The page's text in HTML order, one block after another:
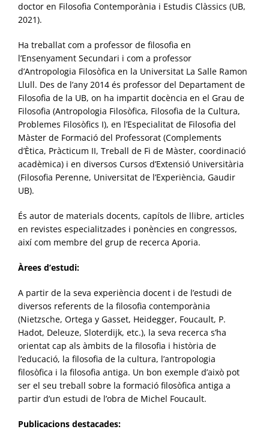
doctor en Filosofia Contemporània i Estudis Clàssics (UB,
2021).
Ha treballat com a professor de filosofia en
l’Ensenyament Secundari i com a professor
d’Antropologia Filosòfica en la Universitat La Salle Ramon
Llull. Des de l’any 2014 és professor del Departament de
Filosofia de la UB, on ha impartit docència en el Grau de
Filosofia (Antropologia Filosòfica, Filosofia de la Cultura,
Problemes Filosòfics I), en l’Especialitat de Filosofia del
Màster de Formació del Professorat (Complements
d’Ètica, Pràcticum II, Treball de Fi de Màster, coordinació
acadèmica) i en diversos Cursos d’Extensió Universitària
(Filosofia Perenne, Universitat de l’Experiència, Gaudir
UB).
És autor de materials docents, capítols de llibre, articles
en revistes especialitzades i ponències en congressos,
així com membre del grup de recerca Aporia.
Àrees d’estudi:
A partir de la seva experiència docent i de l’estudi de
diversos referents de la filosofia contemporània
(Nietzsche, Ortega y Gasset, Heidegger, Foucault, P.
Hadot, Deleuze, Sloterdijk, etc.), la seva recerca s’ha
orientat cap als àmbits de la filosofia i història de
l’educació, la filosofia de la cultura, l’antropologia
filosòfica i la filosofia antiga. Un bon exemple d’això pot
ser el seu treball sobre la formació filosòfica antiga a
partir d’un estudi de l’obra de Michel Foucault.
Publicacions destacades: